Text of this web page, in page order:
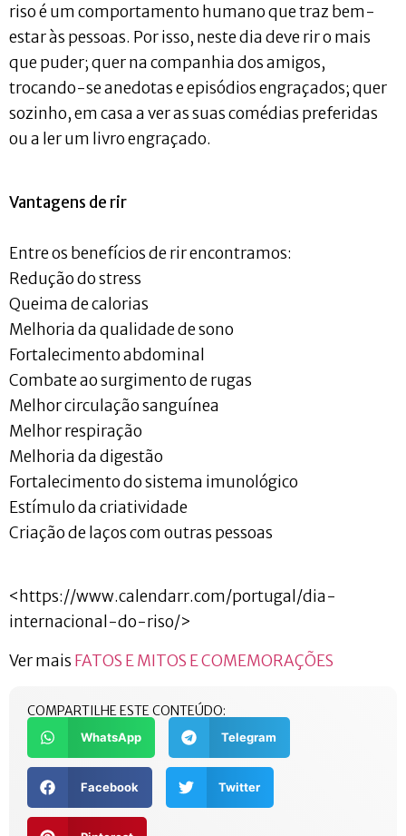
riso é um comportamento humano que traz bem-
estar às pessoas. Por isso, neste dia deve rir o mais
que puder; quer na companhia dos amigos,
trocando-se anedotas e episódios engraçados; quer
sozinho, em casa a ver as suas comédias preferidas
ou a ler um livro engraçado.
Vantagens de rir
Entre os benefícios de rir encontramos:
Redução do stress
Queima de calorias
Melhoria da qualidade de sono
Fortalecimento abdominal
Combate ao surgimento de rugas
Melhor circulação sanguínea
Melhor respiração
Melhoria da digestão
Fortalecimento do sistema imunológico
Estímulo da criatividade
Criação de laços com outras pessoas
<https://www.calendarr.com/portugal/dia-
internacional-do-riso/>
Ver mais FATOS E MITOS E COMEMORAÇÕES
COMPARTILHE ESTE CONTEÚDO:
WhatsApp Telegram
Facebook Twitter